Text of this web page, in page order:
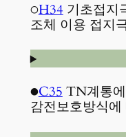
○H34 기초접지
조체 이용 접지
●C35TN계통에
감전보호방식